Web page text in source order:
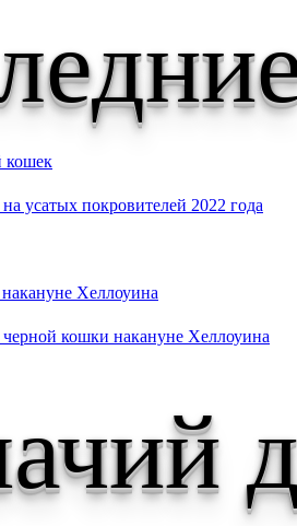
кошек
усатых покровителей 2022 года
Хеллоуина
кошки накануне Хеллоуина